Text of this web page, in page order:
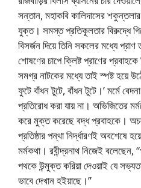
সন্তান, মহাকবি কালিদাসের
যুক্ত। সমস্ত প্রতিকূলতার বিরুদ্ধে
বিসর্জন দিয়ে তিনি সকলের মধ্যে
শোষণের চাপে ক্লিষ্ট প্রাণের
সমগ্র নাটকের মধ্যে তাই স্পষ্ট হয়ে
ফুটে বাঁধন টুটে, বাঁধন টুটে।’ মর্মে
প্রতিরোধ করা যায় না। অভিজিতের
করে মুক্ত করেছে বদ্ধ প্রবাহকে।
প্রতিষ্ঠার পন্থা নির্দ্ধারণই অবশেষে
মর্মকথা। রবীন্দ্রনাথ নিজেই
পথকে উন্মুক্ত করিয়া দেওয়াই যে
ভাবে দেখান হইয়াছে।”